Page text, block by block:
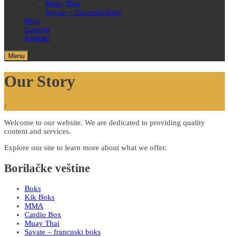
Muay Thai
Savate – francuski boks
Blog
Galerija
Kontakt
Menu
Our Story
/
Welcome to our website. We are dedicated to providing quality
content and services.
Explore our site to learn more about what we offer.
Borilačke veštine
Boks
Kik Boks
MMA
Cardio Box
Muay Thai
Savate – francuski boks